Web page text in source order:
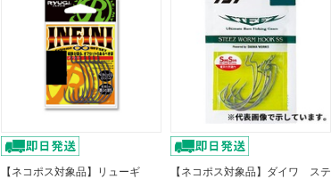
【ネコポス対象品】リューギ
【ネコポス対象品】ダイワ ステ